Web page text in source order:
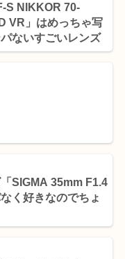
S NIKKOR 70-
VR」はめっちゃ写
ないすごいレンズ
SIGMA 35mm F1.4
く好きなのでちょ